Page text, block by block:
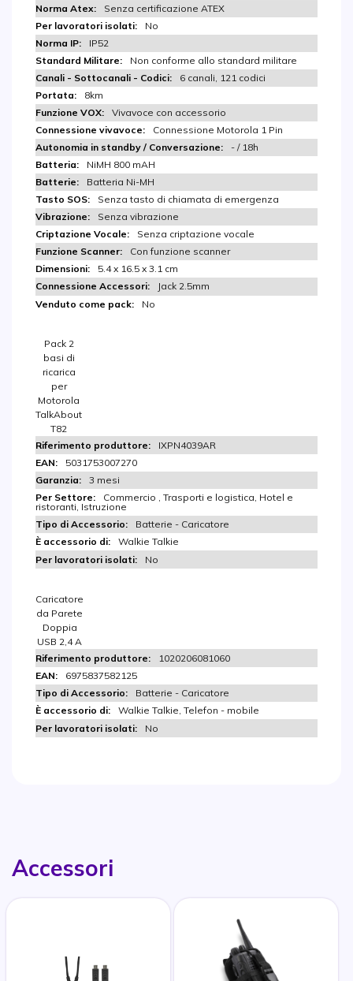
Senza certificazione ATEX
No
IP52
Non conforme allo standard militare
6 canali, 121 codici
8km
Vivavoce con accessorio
Connessione Motorola 1 Pin
- / 18h
NiMH 800 mAH
Batteria Ni-MH
Senza tasto di chiamata di emergenza
Senza vibrazione
Senza criptazione vocale
Con funzione scanner
5.4 x 16.5 x 3.1 cm
Jack 2.5mm
No
Pack 2
basi di
ricarica
per
Motorola
TalkAbout
T82
IXPN4039AR
5031753007270
3 mesi
Commercio , Trasporti e logistica, Hotel e
ristoranti, Istruzione
Batterie - Caricatore
Walkie Talkie
No
Caricatore
da Parete
Doppia
USB 2,4 A
1020206081060
6975837582125
Batterie - Caricatore
Walkie Talkie, Telefon - mobile
No
Accessori